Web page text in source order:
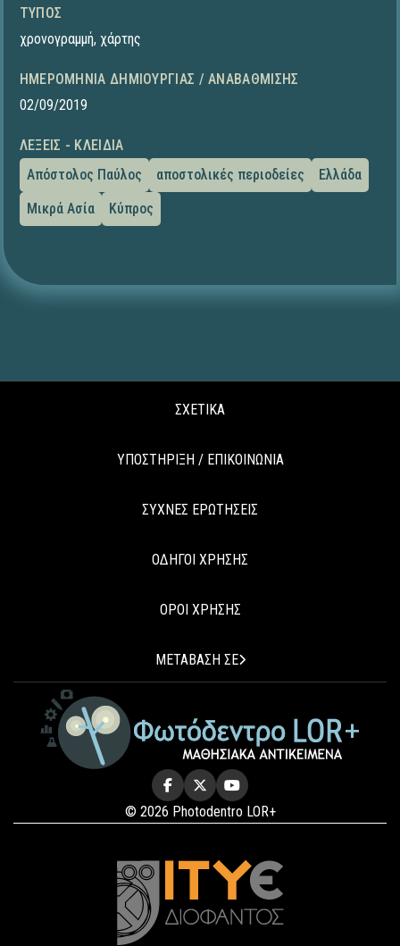
ΤΎΠΟΣ
χρονογραμμή, χάρτης
ΗΜΕΡΟΜΗΝΊΑ ΔΗΜΙΟΥΡΓΊΑΣ / ΑΝΑΒΆΘΜΙΣΗΣ
02/09/2019
ΛΈΞΕΙΣ - ΚΛΕΙΔΙΆ
Απόστολος Παύλος
αποστολικές περιοδείες
Ελλάδα
Μικρά Ασία
Κύπρος
ΣΧΕΤΙΚΑ
ΥΠΟΣΤΗΡΙΞΗ / ΕΠΙΚΟΙΝΩΝΙΑ
ΣΥΧΝΕΣ ΕΡΩΤΗΣΕΙΣ
ΟΔΗΓΟΙ ΧΡΗΣΗΣ
ΟΡΟΙ ΧΡΗΣΗΣ
ΜΕΤΑΒΑΣΗ ΣΕ
© 2026 Photodentro LOR+